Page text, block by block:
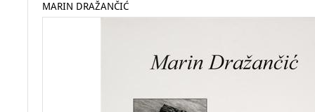
MARIN DRAŽANČIĆ